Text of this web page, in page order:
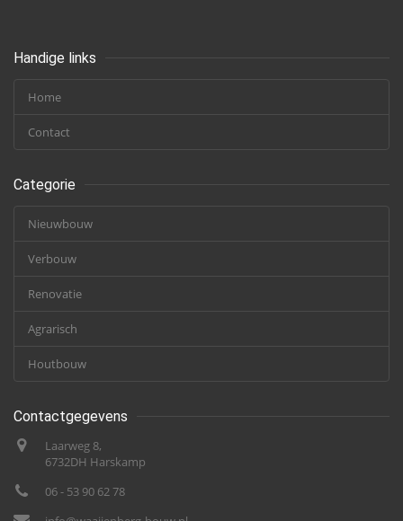
Handige links
Home
Contact
Categorie
Nieuwbouw
Verbouw
Renovatie
Agrarisch
Houtbouw
Contactgegevens
Laarweg 8,
6732DH Harskamp
06 - 53 90 62 78